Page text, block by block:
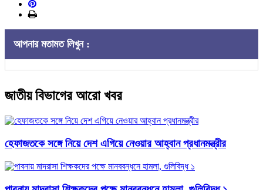
আপনার মতামত লিখুন :
জাতীয় বিভাগের আরো খবর
হেফাজতকে সঙ্গে নিয়ে দেশ এগিয়ে নেওয়ার আহ্বান প্রধানমন্ত্রীর